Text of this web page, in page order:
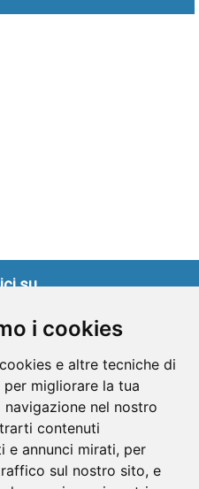
i cookies
e altre tecniche di
migliorare la tua
navigazione nel nostro
contenuti
e annunci mirati, per
sul nostro sito, e
su
DIRETTA TV
DIRETTA RADIO
2005-2026
- www.trgmedia.it - Powered by